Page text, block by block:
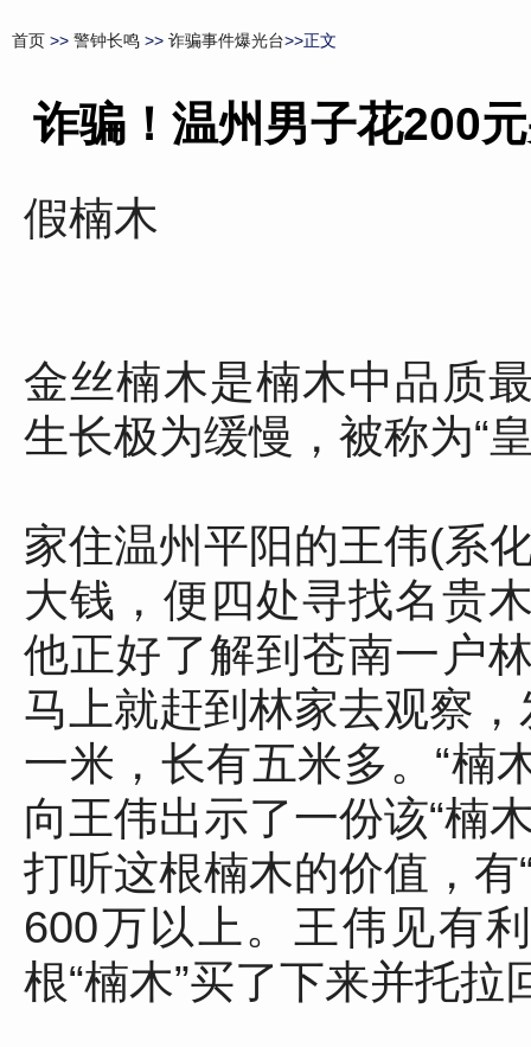
首页 >> 警钟长鸣 >> 诈骗事件爆光台>>正文
诈骗！温州男子花200
假楠木
金丝楠木是楠木中品质
生长极为缓慢，被称为“
家住温州平阳的王伟(系
大钱，便四处寻找名贵
他正好了解到苍南一户
马上就赶到林家去观察
一米，长有五米多。“楠
向王伟出示了一份该“楠
打听这根楠木的价值，
600万以上。王伟见有
根“楠木”买了下来并托